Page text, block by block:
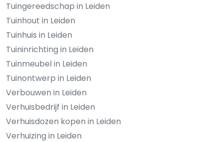
Tuingereedschap in Leiden
Tuinhout in Leiden
Tuinhuis in Leiden
Tuininrichting in Leiden
Tuinmeubel in Leiden
Tuinontwerp in Leiden
Verbouwen in Leiden
Verhuisbedrijf in Leiden
Verhuisdozen kopen in Leiden
Verhuizing in Leiden